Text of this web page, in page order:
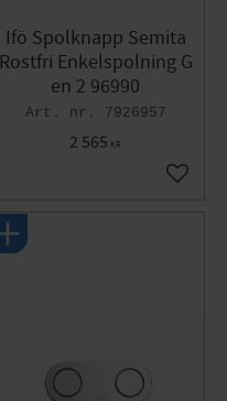
favoriter
Ifö Spolknapp Semita
Rostfri Enkelspolning G
en 2 96990
7926957
2 565 KR
Lägg